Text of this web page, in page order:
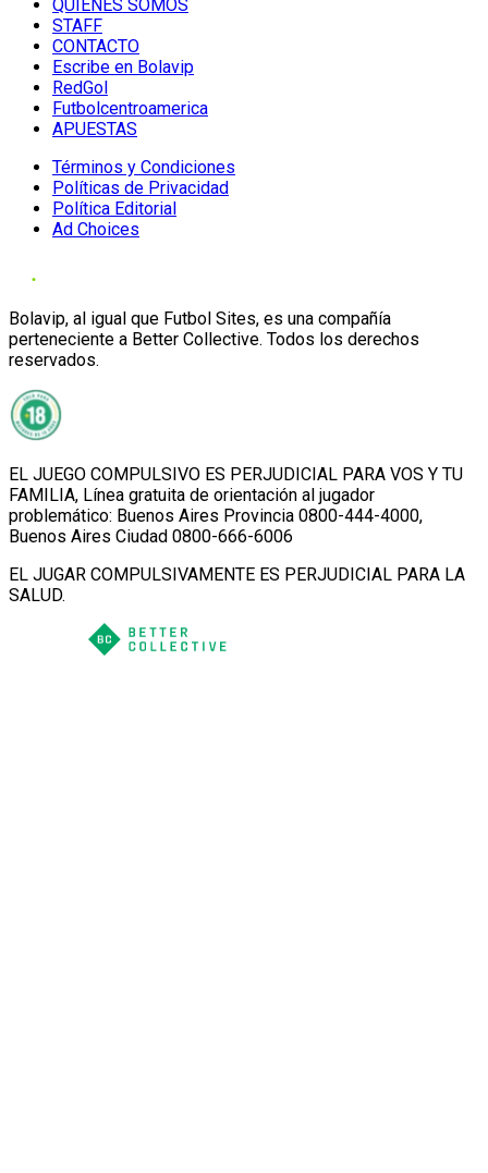
QUIENES SOMOS
STAFF
CONTACTO
Escribe en Bolavip
RedGol
Futbolcentroamerica
APUESTAS
Términos y Condiciones
Políticas de Privacidad
Política Editorial
Ad Choices
Bolavip, al igual que Futbol Sites, es una compañía
perteneciente a Better Collective. Todos los derechos
reservados.
EL JUEGO COMPULSIVO ES PERJUDICIAL PARA VOS Y TU
FAMILIA, Línea gratuita de orientación al jugador
problemático: Buenos Aires Provincia 0800-444-4000,
Buenos Aires Ciudad 0800-666-6006
EL JUGAR COMPULSIVAMENTE ES PERJUDICIAL PARA LA
SALUD.